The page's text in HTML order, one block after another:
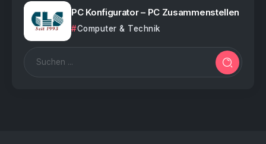
PC Konfigurator – PC Zusammenstellen
Computer & Technik